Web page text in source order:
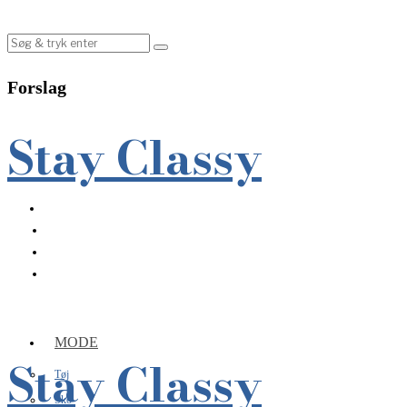
Forslag
Stay Classy
MODE
Tøj
Sko
Stay Classy